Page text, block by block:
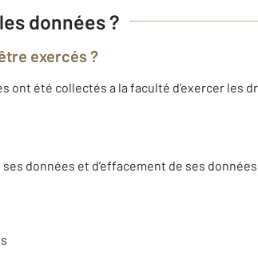
données ?
exercés ?
ont été collectés a la faculté d’exercer les
données et d’effacement de ses données